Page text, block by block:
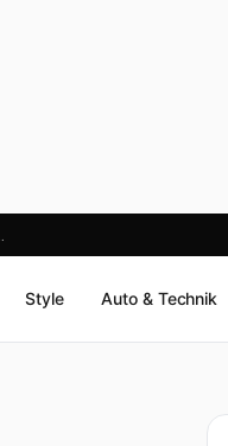
Style Auto & Technik